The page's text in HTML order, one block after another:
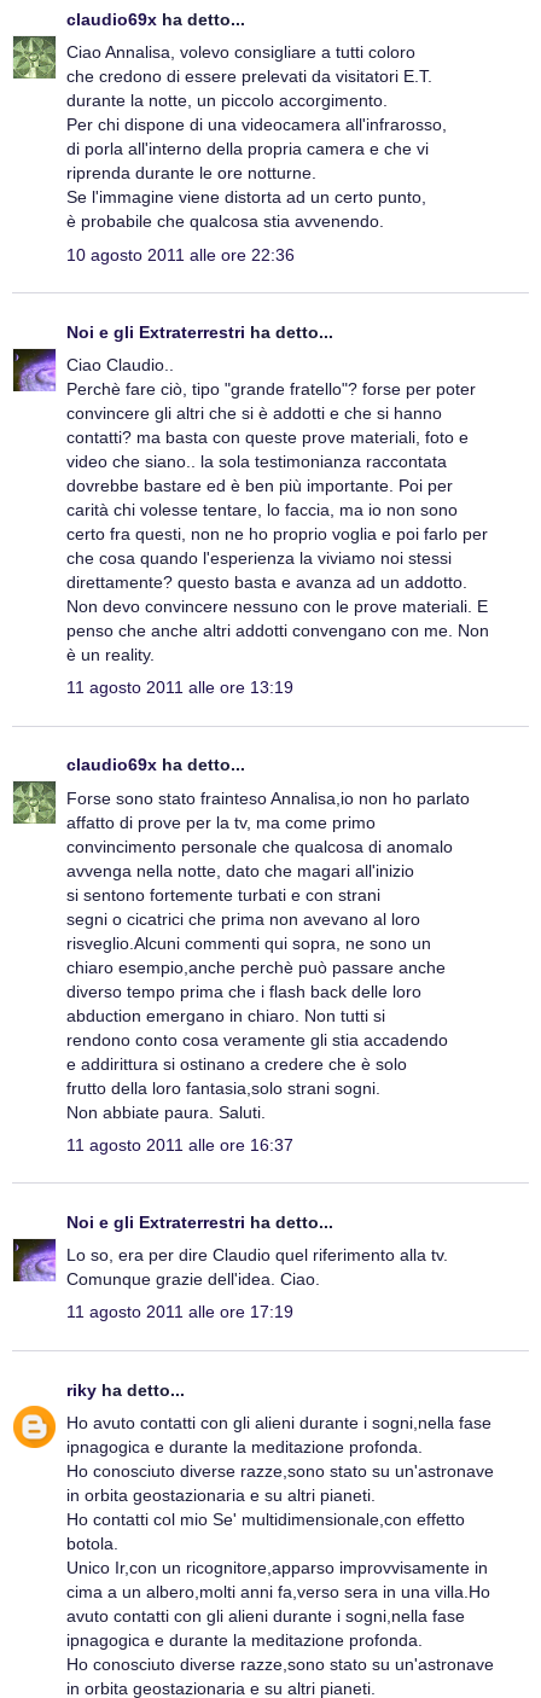
claudio69x ha detto...
Ciao Annalisa, volevo consigliare a tutti coloro
che credono di essere prelevati da visitatori E.T.
durante la notte, un piccolo accorgimento.
Per chi dispone di una videocamera all'infrarosso,
di porla all'interno della propria camera e che vi
riprenda durante le ore notturne.
Se l'immagine viene distorta ad un certo punto,
è probabile che qualcosa stia avvenendo.
10 agosto 2011 alle ore 22:36
Noi e gli Extraterrestri ha detto...
Ciao Claudio..
Perchè fare ciò, tipo "grande fratello"? forse per poter
convincere gli altri che si è addotti e che si hanno
contatti? ma basta con queste prove materiali, foto e
video che siano.. la sola testimonianza raccontata
dovrebbe bastare ed è ben più importante. Poi per
carità chi volesse tentare, lo faccia, ma io non sono
certo fra questi, non ne ho proprio voglia e poi farlo per
che cosa quando l'esperienza la viviamo noi stessi
direttamente? questo basta e avanza ad un addotto.
Non devo convincere nessuno con le prove materiali. E
penso che anche altri addotti convengano con me. Non
è un reality.
11 agosto 2011 alle ore 13:19
claudio69x ha detto...
Forse sono stato frainteso Annalisa,io non ho parlato
affatto di prove per la tv, ma come primo
convincimento personale che qualcosa di anomalo
avvenga nella notte, dato che magari all'inizio
si sentono fortemente turbati e con strani
segni o cicatrici che prima non avevano al loro
risveglio.Alcuni commenti qui sopra, ne sono un
chiaro esempio,anche perchè può passare anche
diverso tempo prima che i flash back delle loro
abduction emergano in chiaro. Non tutti si
rendono conto cosa veramente gli stia accadendo
e addirittura si ostinano a credere che è solo
frutto della loro fantasia,solo strani sogni.
Non abbiate paura. Saluti.
11 agosto 2011 alle ore 16:37
Noi e gli Extraterrestri ha detto...
Lo so, era per dire Claudio quel riferimento alla tv.
Comunque grazie dell'idea. Ciao.
11 agosto 2011 alle ore 17:19
riky ha detto...
Ho avuto contatti con gli alieni durante i sogni,nella fase
ipnagogica e durante la meditazione profonda.
Ho conosciuto diverse razze,sono stato su un'astronave
in orbita geostazionaria e su altri pianeti.
Ho contatti col mio Se' multidimensionale,con effetto
botola.
Unico Ir,con un ricognitore,apparso improvvisamente in
cima a un albero,molti anni fa,verso sera in una villa.Ho
avuto contatti con gli alieni durante i sogni,nella fase
ipnagogica e durante la meditazione profonda.
Ho conosciuto diverse razze,sono stato su un'astronave
in orbita geostazionaria e su altri pianeti.